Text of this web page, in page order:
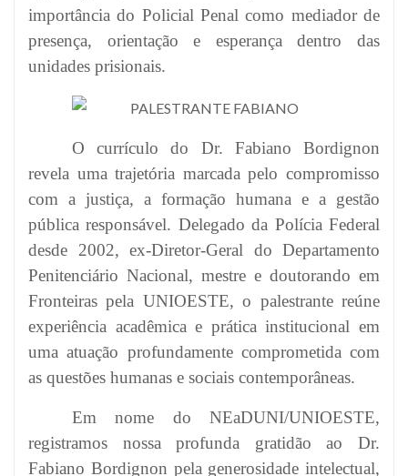
importância do Policial Penal como mediador de
presença, orientação e esperança dentro das
unidades prisionais.
O currículo do Dr. Fabiano Bordignon
revela uma trajetória marcada pelo compromisso
com a justiça, a formação humana e a gestão
pública responsável. Delegado da Polícia Federal
desde 2002, ex-Diretor-Geral do Departamento
Penitenciário Nacional, mestre e doutorando em
Fronteiras pela UNIOESTE, o palestrante reúne
experiência acadêmica e prática institucional em
uma atuação profundamente comprometida com
as questões humanas e sociais contemporâneas.
Em nome do NEaDUNI/UNIOESTE,
registramos nossa profunda gratidão ao Dr.
Fabiano Bordignon pela generosidade intelectual,